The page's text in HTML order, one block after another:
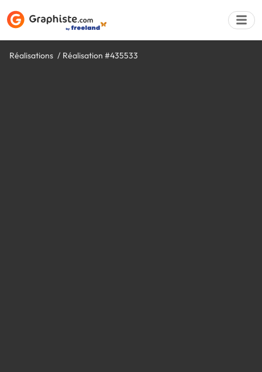
Réalisations Réalisation #435533